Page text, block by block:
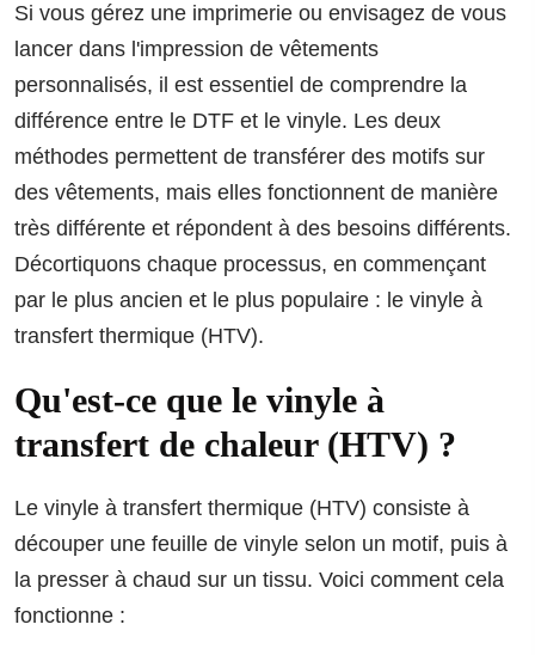
Si vous gérez une imprimerie ou envisagez de vous
lancer dans l'impression de vêtements
personnalisés, il est essentiel de comprendre la
différence entre le DTF et le vinyle. Les deux
méthodes permettent de transférer des motifs sur
des vêtements, mais elles fonctionnent de manière
très différente et répondent à des besoins différents.
Décortiquons chaque processus, en commençant
par le plus ancien et le plus populaire : le vinyle à
transfert thermique (HTV).
Qu'est-ce que le vinyle à
transfert de chaleur (HTV) ?
Le vinyle à transfert thermique (HTV) consiste à
découper une feuille de vinyle selon un motif, puis à
la presser à chaud sur un tissu. Voici comment cela
fonctionne :